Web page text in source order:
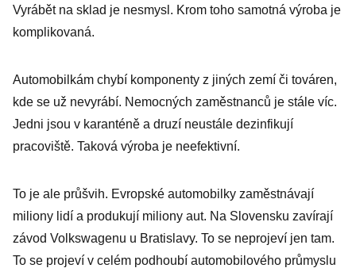
Vyrábět na sklad je nesmysl. Krom toho samotná výroba je
komplikovaná.
Automobilkám chybí komponenty z jiných zemí či továren,
kde se už nevyrábí. Nemocných zaměstnanců je stále víc.
Jedni jsou v karanténě a druzí neustále dezinfikují
pracoviště. Taková výroba je neefektivní.
To je ale průšvih. Evropské automobilky zaměstnávají
miliony lidí a produkují miliony aut. Na Slovensku zavírají
závod Volkswagenu u Bratislavy. To se neprojeví jen tam.
To se projeví v celém podhoubí automobilového průmyslu